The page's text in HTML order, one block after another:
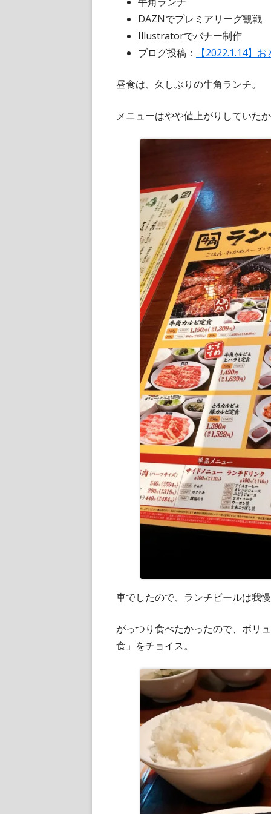
DAZNでプレミアリーグ観戦
Illustratorでバナー制作
ブログ投稿：
【2022.1.14】
昼食は、久しぶりの牛角ランチ。
メニューはやや値上がりしていた
車でしたので、ランチビールは我
がっつり食べたかったので、ボリ
食」をチョイス。